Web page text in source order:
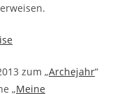
zum „Archejahr“
„Meine